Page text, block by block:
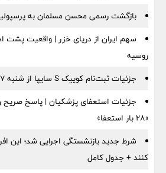
بازگشت رسمی محسن مسلمان به
سهم ایران از دریای خزر | واقعیت پشت
روسیه
جزئیات ثبت‌نام کوییک S سایپا از شنبه ۱۷ مرداد + جدول شرایط
جزئیات استعفای پزشکیان | پاسخ صریح
«۲۸ بار استعفا»
کنند + جدول کامل